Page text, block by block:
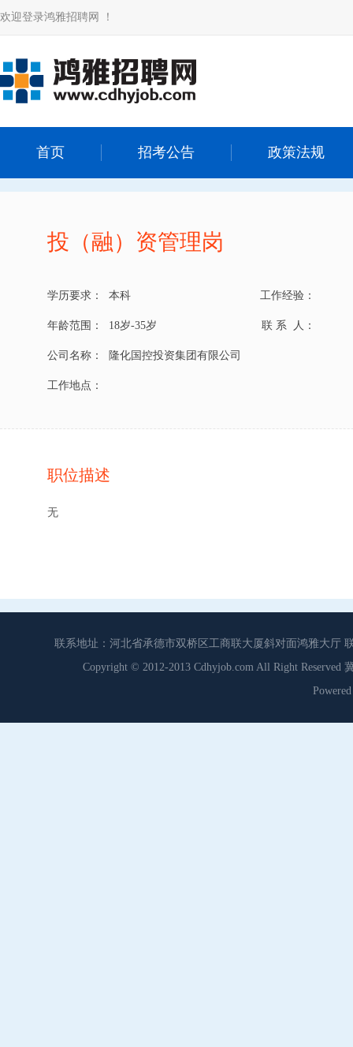
欢迎登录鸿雅招聘网 ！
首页 招考公告 政策法规
投（融）资管理岗
学历要求： 本科 工作经验：
年龄范围： 18岁-35岁 联 系 人：
公司名称： 隆化国控投资集团有限公司
工作地点：
职位描述
无
联系地址：河北省承德市双桥区工商联大厦斜对面鸿雅大厅
Copyright © 2012-2013 Cdhyjob.com All Right Reserved